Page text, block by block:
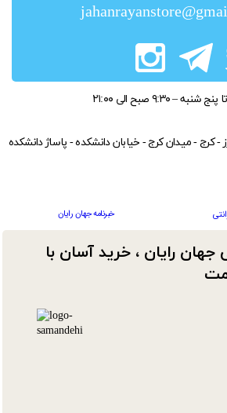
جهان رایان ، خرید آسان با
– ۹:۳۰ صبح الی ۲۱:۰۰
خبرنامه جهان رایان
- کرج - میدان کرج - خیابان دانشکده - پاساژ دانشکده